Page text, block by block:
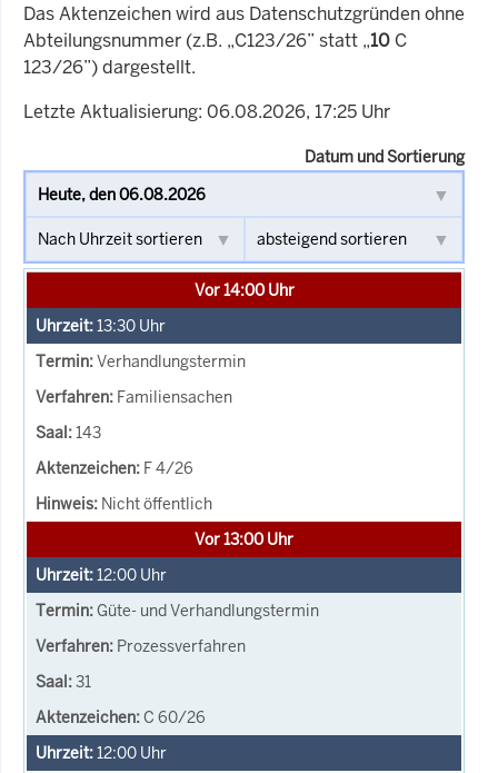
Das Aktenzeichen wird aus Datenschutzgründen ohne
Abteilungsnummer (z.B. „C123/26” statt „10 C
123/26”) dargestellt.
Letzte Aktualisierung: 06.08.2026, 17:25 Uhr
Datum und Sortierung
Vor 14:00 Uhr
13:30 Uhr
Verhandlungstermin
Familiensachen
143
F 4/26
Nicht öffentlich
Vor 13:00 Uhr
12:00 Uhr
Güte- und Verhandlungstermin
Prozessverfahren
31
C 60/26
12:00 Uhr